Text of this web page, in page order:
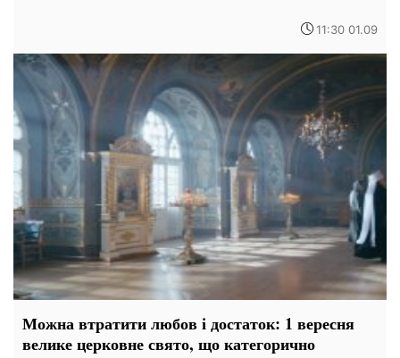
11:30 01.09
Можна втратити любов і достаток: 1 вересня
велике церковне свято, що категорично